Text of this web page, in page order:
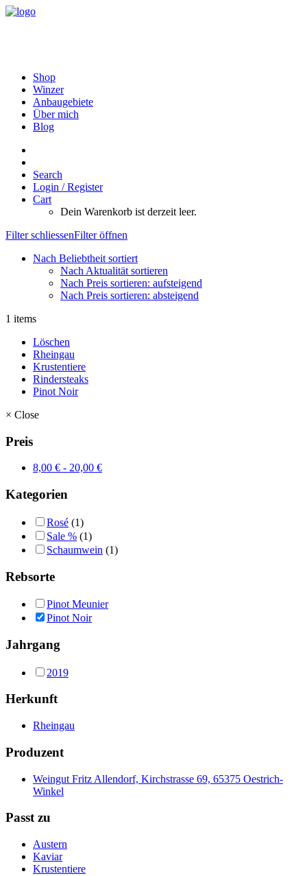
Shop
Winzer
Anbaugebiete
Über mich
Blog
Search
Login / Register
Cart
Dein Warenkorb ist derzeit leer.
Filter schliessenFilter öffnen
Nach Beliebtheit sortiert
Nach Aktualität sortieren
Nach Preis sortieren: aufsteigend
Nach Preis sortieren: absteigend
1 items
Löschen
Rheingau
Krustentiere
Rindersteaks
Pinot Noir
× Close
Preis
8,00 € - 20,00 €
Kategorien
Rosé (1)
Sale % (1)
Schaumwein (1)
Rebsorte
Pinot Meunier
Pinot Noir
Jahrgang
2019
Herkunft
Rheingau
Produzent
Weingut Fritz Allendorf, Kirchstrasse 69, 65375 Oestrich-
Winkel
Passt zu
Austern
Kaviar
Krustentiere